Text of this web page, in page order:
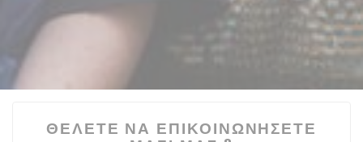
ΘΈΛΕΤΕ ΝΑ ΕΠΙΚΟΙΝΩΝΉΣΕΤΕ